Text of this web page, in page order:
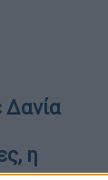
Δανία
η